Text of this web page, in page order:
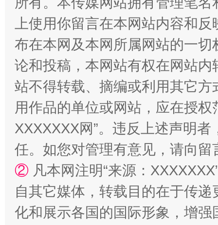
国家大学科技园优化重塑工作
上使用你留言在本网站内容和
布在本网及本网所属网站的一
论和投稿，本网站有权在网站
站不得转载、摘编或利用其它
用作品的单位或网站，应在授
XXXXXXX网”。违反上述声明
任。如您对管理有意见，请向
② 凡本网注明“来源：
自其它媒体，转载目的在于传
化和展示各国的国际形象，增